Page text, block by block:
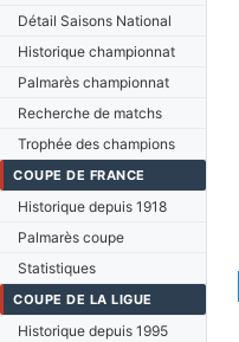
Détail Saisons National
Historique championnat
Palmarès championnat
Recherche de matchs
Trophée des champions
COUPE DE FRANCE
Historique depuis 1918
Palmarès coupe
Statistiques
COUPE DE LA LIGUE
Historique depuis 1995